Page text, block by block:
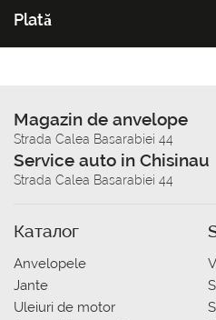
Plată
Magazin de anvelope
Strada Calea Basarabiei 44
Service auto in Chisinau
Strada Calea Basarabiei 44
Каталог
Anvelopele
Jante
Uleiuri de motor